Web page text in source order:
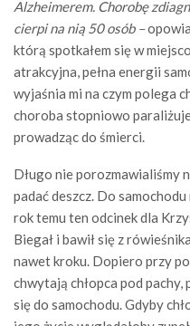
Alzheimerem. Chorobę
cierpi na nią 50 osób –
którą spotkałem się w
atrakcyjna, pełna energii
wyjaśnia mi na czym polega
choroba stopniowo
prowadząc do śmierci.
Długo nie porozmawialiśmy
padać deszcz. Do
rok temu ten odcinek dla
Biegał i bawił się z
nawet kroku. Dopiero przy
chwytają chłopca pod pachy,
się do samochodu. Gdyby